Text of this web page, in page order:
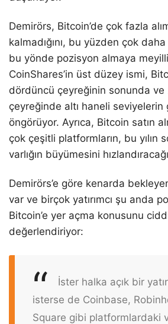
Demirörs, Bitcoin’de çok fazla
kalmadığını, bu yüzden çok
bu yönde pozisyon almaya
CoinShares’in üst düzey ismi,
dördüncü çeyreğinin sonunda ve
çeyreğinde altı haneli seviyelerin
öngörüyor. Ayrıca, Bitcoin satın
çok çeşitli platformların, bu yılın
varlığın büyümesini
Demirörs’e göre kenarda
var ve birçok yatırımcı şu anda
Bitcoin’e yer açma konusunu
değerlendiriyor:
İster halka açık bir
isterse de Coinbase,
Square gibi platformlardaki